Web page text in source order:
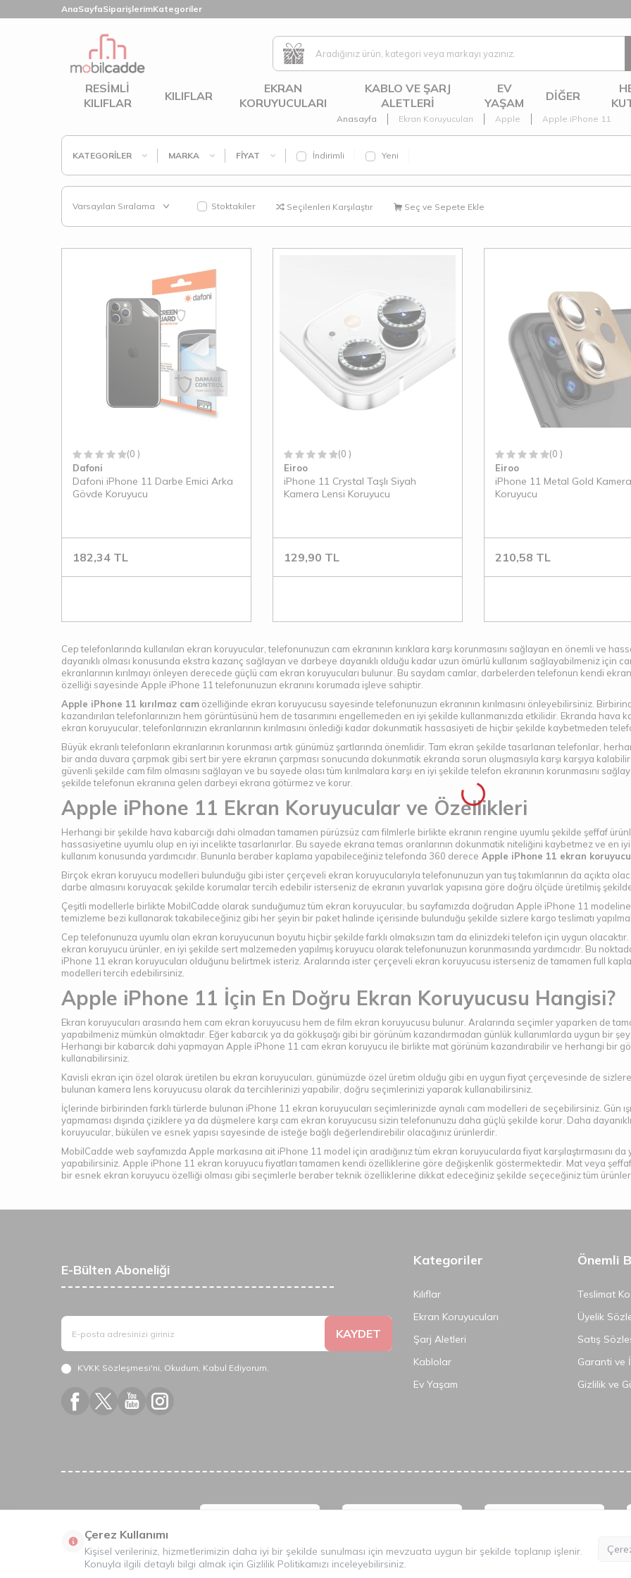
AnaSayfaSiparişlerimKategoriler
RESIMLI
KILIFLAR
KILIFLAR
EKRAN
KORUYUCULARI
KABLO VE ŞARJ
ALETLERI
EV
YAŞAM
DIĞER
Anasayfa Ekran Koruyucuları Apple Apple iPhone 11
KATEGORILER MARKA FIYAT İndirimli Yeni
Stoktakiler Seçilenleri Karşılaştır Seç ve Sepete Ekle
(0 )
Dafoni
Dafoni iPhone 11 Darbe Emici Arka
Gövde Koruyucu
182,34 TL
(0 )
Eiroo
iPhone 11 Crystal Taşlı Siyah
Kamera Lensi Koruyucu
129,90 TL
(0 )
Eiroo
iPhone 11 Metal Gold
Koruyucu
210,58 TL
Cep telefonlarında kullanılan ekran koruyucular, telefonunuzun cam ekranının kırıklara karşı korunmasını sağlayan en önemli ve
dayanıklı olması konusunda ekstra kazanç sağlayan ve darbeye dayanıklı olduğu kadar uzun ömürlü kullanım sağlayabilmeniz için
ekranlarının kırılmayı önleyen derecede güçlü cam ekran koruyucuları bulunur. Bu saydam camlar, darbelerden telefonun kendi
özelliği sayesinde Apple iPhone 11 telefonunuzun ekranını korumada işleve sahiptir.
Apple iPhone 11 kırılmaz cam özelliğinde ekran koruyucusu sayesinde telefonunuzun ekranının kırılmasını önleyebilirsiniz.
kazandırılan telefonlarınızın hem görüntüsünü hem de tasarımını engellemeden en iyi şekilde kullanmanızda etkilidir. Ekranda hava
ekran koruyucular, telefonlarınızın ekranlarının kırılmasını önlediği kadar dokunmatik hassasiyeti de hiçbir şekilde kaybetmeden
Büyük ekranlı telefonların ekranlarının korunması artık günümüz şartlarında önemlidir. Tam ekran şekilde tasarlanan telefonlar,
bir anda duvara çarpmak gibi sert bir yere ekranın çarpması sonucunda dokunmatik ekranda sorun oluşmasıyla karşı karşıya
güvenli şekilde cam film olmasını sağlayan ve bu sayede olası tüm kırılmalara karşı en iyi şekilde telefon ekranının korunmasını
şekilde telefonun ekranına gelen darbeyi ekrana götürmez ve korur.
Apple iPhone 11 Ekran Koruyucular ve Özellikleri
Herhangi bir şekilde hava kabarcığı dahi olmadan tamamen pürüzsüz cam filmlerle birlikte ekranın rengine uyumlu şekilde şeffaf
hassasiyetine uyumlu olup en iyi incelikte tasarlanırlar. Bu sayede ekrana temas oranlarının dokunmatik niteliğini kaybetmez ve en iyi
kullanım konusunda yardımcıdır. Bununla beraber kaplama yapabileceğiniz telefonda 360 derece Apple iPhone 11 ekran koruyucu
Birçok ekran koruyucu modelleri bulunduğu gibi ister çerçeveli ekran koruyucularıyla telefonunuzun yan tuş takımlarının da açıkta
darbe almasını koruyacak şekilde korumalar tercih edebilir isterseniz de ekranın yuvarlak yapısına göre doğru ölçüde üretilmiş
Çeşitli modellerle birlikte MobilCadde olarak sunduğumuz tüm ekran koruyucular, bu sayfamızda doğrudan Apple iPhone 11
temizleme bezi kullanarak takabileceğiniz gibi her şeyin bir paket halinde içerisinde bulunduğu şekilde sizlere kargo teslimatı
Cep telefonunuza uyumlu olan ekran koruyucunun boyutu hiçbir şekilde farklı olmaksızın tam da elinizdeki telefon için uygun
ekran koruyucu ürünler, en iyi şekilde sert malzemeden yapılmış koruyucu olarak telefonunuzun korunmasında yardımcıdır. Bu
iPhone 11 ekran koruyucuları olduğunu belirtmek isteriz. Aralarında ister çerçeveli ekran koruyucusu isterseniz de tamamen full
modelleri tercih edebilirsiniz.
Apple iPhone 11 İçin En Doğru Ekran Koruyucusu Hangisi?
Ekran koruyucuları arasında hem cam ekran koruyucusu hem de film ekran koruyucusu bulunur. Aralarında seçimler yaparken de
yapabilmeniz mümkün olmaktadır. Eğer kabarcık ya da gökkuşağı gibi bir görünüm kazandırmadan günlük kullanımlarda uygun bir
Herhangi bir kabarcık dahi yapmayan Apple iPhone 11 cam ekran koruyucu ile birlikte mat görünüm kazandırabilir ve herhangi bir
kullanabilirsiniz.
Kavisli ekran için özel olarak üretilen bu ekran koruyucuları, günümüzde özel üretim olduğu gibi en uygun fiyat çerçevesinde de
bulunan kamera lens koruyucusu olarak da tercihlerinizi yapabilir, doğru seçimlerinizi yaparak kullanabilirsiniz.
İçlerinde birbirinden farklı türlerde bulunan iPhone 11 ekran koruyucuları seçimlerinizde aynalı cam modelleri de seçebilirsiniz. Gün
yapmaması dışında çiziklere ya da düşmelere karşı cam ekran koruyucusu sizin telefonunuzu daha güçlü şekilde korur. Daha
koruyucular, bükülen ve esnek yapısı sayesinde de isteğe bağlı değerlendirebilir olacağınız ürünlerdir.
MobilCadde web sayfamızda Apple markasına ait iPhone 11 model için aradığınız tüm ekran koruyucularda fiyat karşılaştırmasını
yapabilirsiniz. Apple iPhone 11 ekran koruyucu fiyatları tamamen kendi özelliklerine göre değişkenlik göstermektedir. Mat veya şeffaf
bir esnek ekran koruyucu özelliği olması gibi seçimlerle beraber teknik özelliklerine dikkat edeceğiniz şekilde seçeceğiniz tüm
E-Bülten Aboneliği
KAYDET
KVKK Sözleşmesi'ni, Okudum, Kabul Ediyorum.
Kategoriler
Kılıflar
Ekran Koruyucuları
Şarj Aletleri
Kablolar
Ev Yaşam
Önemli
Teslimat
Üyelik
Satış
Garanti ve
Gizlilik ve
Çerez Kullanımı
Kişisel verileriniz, hizmetlerimizin daha iyi bir şekilde sunulması için mevzuata uygun bir şekilde toplanıp işlenir.
Konuyla ilgili detaylı bilgi almak için Gizlilik Politikamızı inceleyebilirsiniz.